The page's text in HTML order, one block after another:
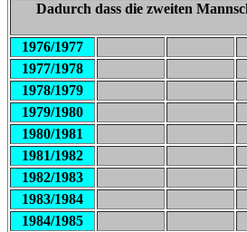
Dadurch dass die zweiten
1976/1977
1977/1978
1978/1979
1979/1980
1980/1981
1981/1982
1982/1983
1983/1984
1984/1985